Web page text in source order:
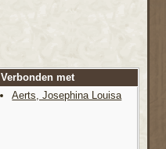
Verbonden met
Aerts, Josephina Louisa